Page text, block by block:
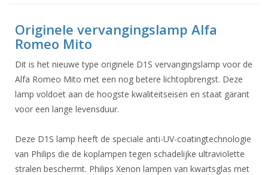
Originele vervangingslamp Alfa
Romeo Mito
Dit is het nieuwe type originele D1S vervangingslamp voor de
Alfa Romeo Mito met een nog betere lichtopbrengst. Deze
lamp voldoet aan de hoogste kwaliteitseisen en staat garant
voor een lange levensduur.
Deze D1S lamp heeft de speciale anti-UV-coatingtechnologie
van Philips die de koplampen tegen schadelijke ultraviolette
stralen beschermt. Philips Xenon lampen van kwartsglas met